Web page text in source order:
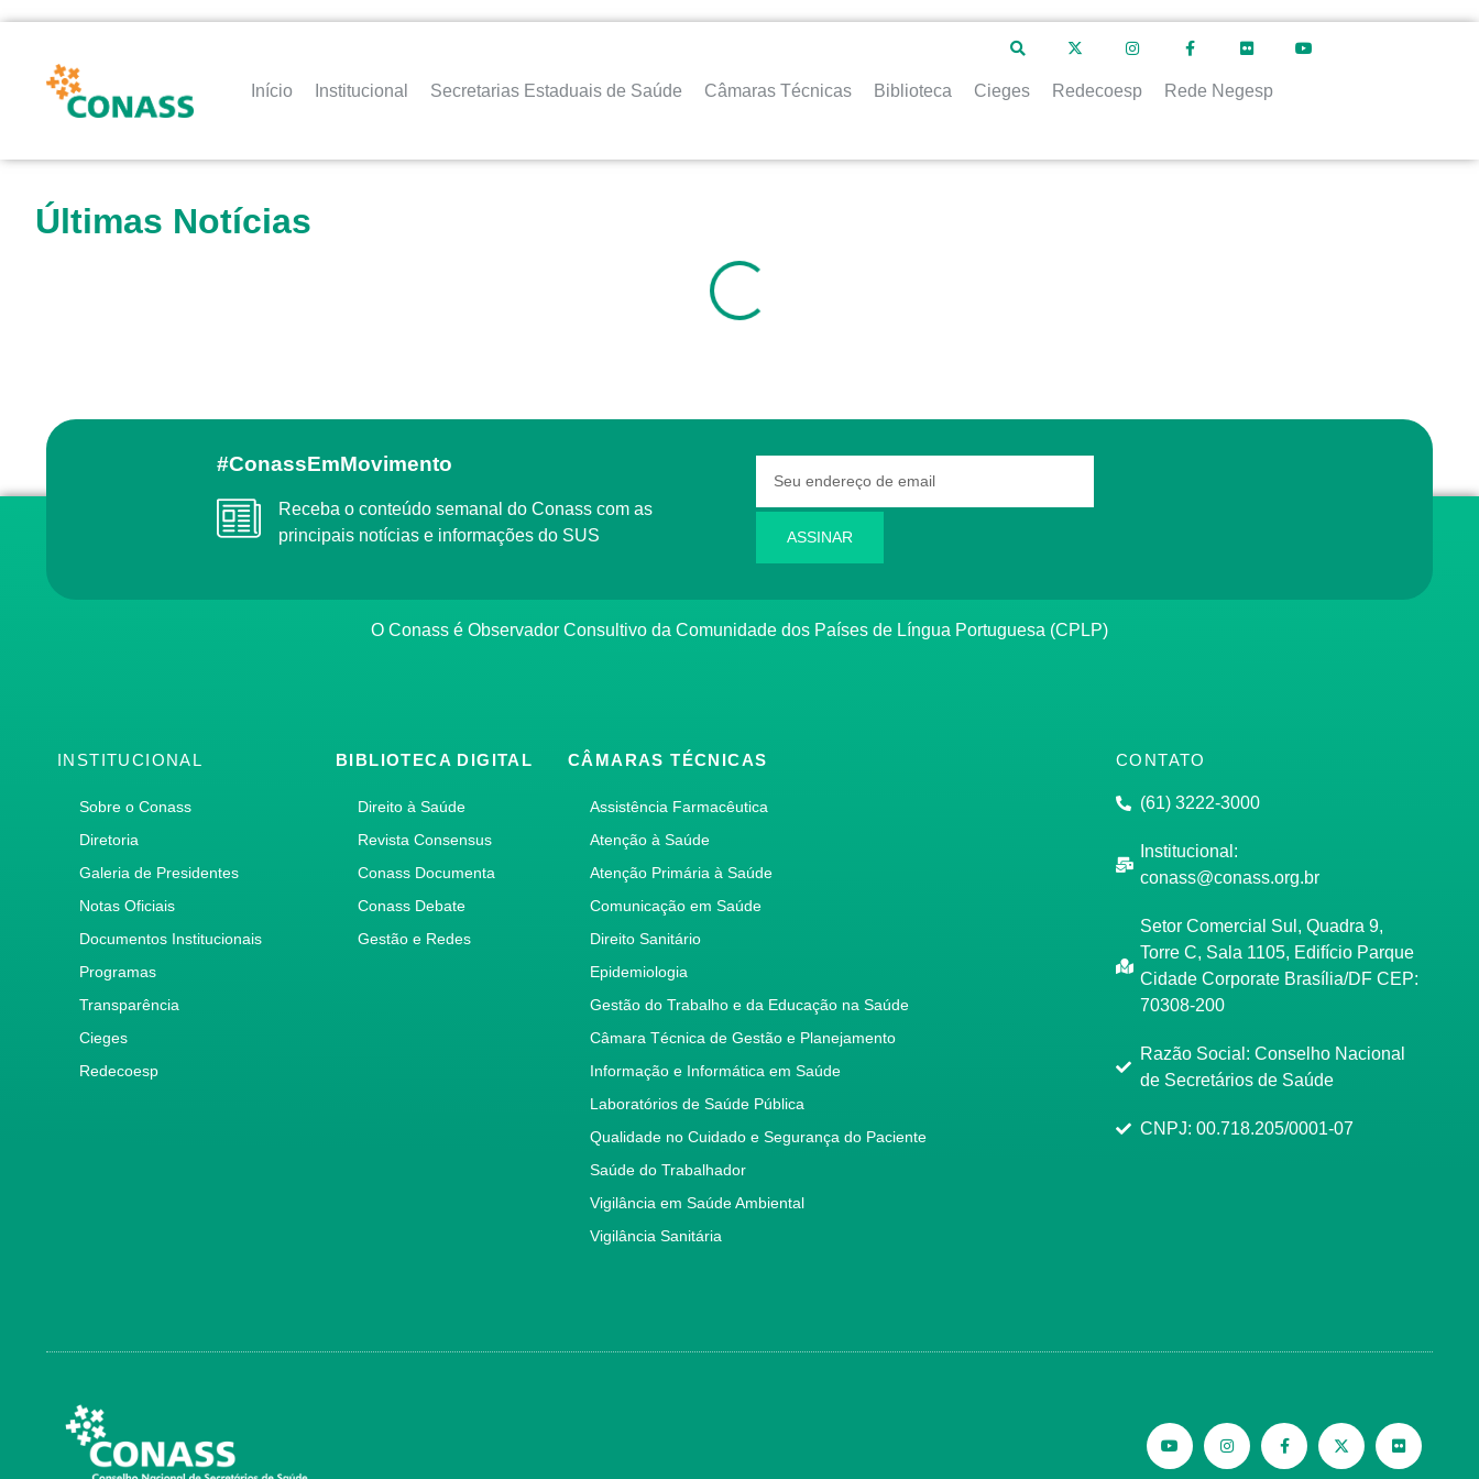
Início Institucional Secretarias Estaduais de Saúde Câmaras Técnicas Biblioteca Cieges Redecoesp Rede Negesp
Últimas Notícias
#ConassEmMovimento
Receba o conteúdo semanal do Conass com as
principais notícias e informações do SUS
ASSINAR
O Conass é Observador Consultivo da Comunidade dos Países de Língua Portuguesa (CPLP)
INSTITUCIONAL
Sobre o Conass
Diretoria
Galeria de Presidentes
Notas Oficiais
Documentos Institucionais
Programas
Transparência
Cieges
Redecoesp
BIBLIOTECA DIGITAL
Direito à Saúde
Revista Consensus
Conass Documenta
Conass Debate
Gestão e Redes
CÂMARAS TÉCNICAS
Assistência Farmacêutica
Atenção à Saúde
Atenção Primária à Saúde
Comunicação em Saúde
Direito Sanitário
Epidemiologia
Gestão do Trabalho e da Educação na Saúde
Câmara Técnica de Gestão e Planejamento
Informação e Informática em Saúde
Laboratórios de Saúde Pública
Qualidade no Cuidado e Segurança do Paciente
Saúde do Trabalhador
Vigilância em Saúde Ambiental
Vigilância Sanitária
CONTATO
(61) 3222-3000
Institucional:
conass@conass.org.br
Setor Comercial Sul, Quadra 9,
Torre C, Sala 1105, Edifício Parque
Cidade Corporate Brasília/DF CEP:
70308-200
Razão Social: Conselho Nacional
de Secretários de Saúde
CNPJ: 00.718.205/0001-07